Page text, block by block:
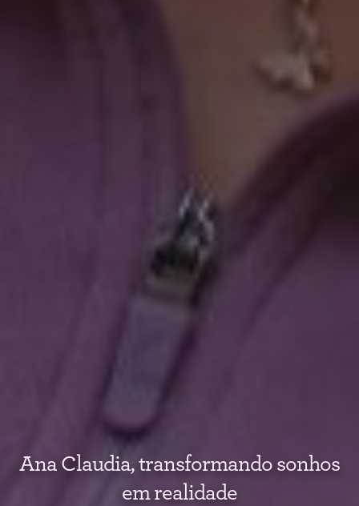
Ana Claudia, transformando sonhos
em realidade